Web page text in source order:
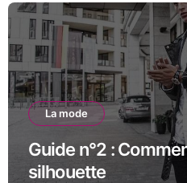
La mode
Guide n°2 :
silhouette